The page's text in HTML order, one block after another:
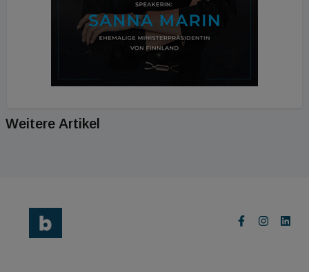
Weitere Artikel